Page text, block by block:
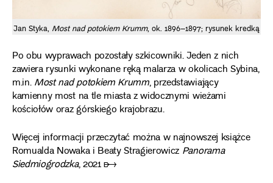
Jan Styka, Most nad potokiem Krumm, ok. 1896–1897; rysunek kredką
Po obu wyprawach pozostały szkicowniki. Jeden z nich
zawiera rysunki wykonane ręką malarza w okolicach Sybina,
m.in.Most nad potokiem Krumm, przedstawiający
kamienny most na tle miasta z widocznymi wieżami
kościołów oraz górskiego krajobrazu.
Więcej informacji przeczytać można w najnowszej książce
Romualda Nowaka i Beaty Stragierowicz Panorama
Siedmiogrodzka, 2021 ➸